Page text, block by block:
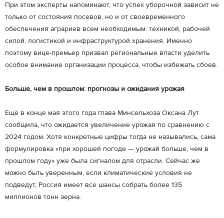
При этом эксперты напоминают, что успех уборочной зависит не
только от состояния посевов, но и от своевременного
обеспечения аграриев всем необходимым: техникой, рабочей
силой, логистикой и инфраструктурой хранения. Именно
поэтому вице-премьер призвал региональные власти уделить
особое внимание организации процесса, чтобы избежать сбоев.
Больше, чем в прошлом: прогнозы и ожидания урожая
Ещё в конце мая этого года глава Минсельхоза Оксана Лут
сообщила, что ожидается увеличение урожая по сравнению с
2024 годом. Хотя конкретные цифры тогда не назывались, сама
формулировка «при хорошей погоде — урожай больше, чем в
прошлом году» уже была сигналом для отрасли. Сейчас же
можно быть уверенным, если климатические условия не
подведут, Россия имеет все шансы собрать более 135
миллионов тонн зерна.